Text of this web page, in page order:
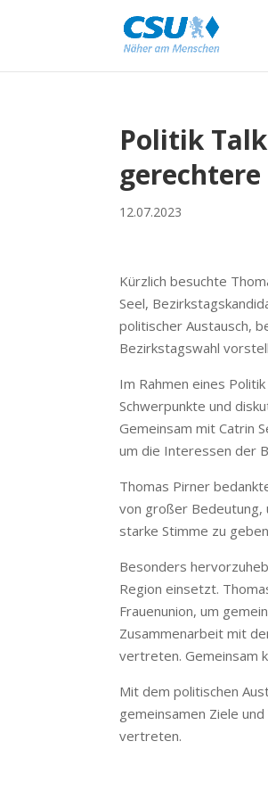
Politik
12.07.2023
Kürzlich besuchte
Seel,
politischer Austausch,
Bezirkstagswahl
Im Rahmen eines
Schwerpunkte und
Gemeinsam mit Catrin
um die Interessen der
Thomas Pirner
von großer Bedeutung,
starke Stimme zu
Besonders
Region einsetzt.
Frauenunion, um
Zusammenarbeit mit
vertreten. Gemeinsam
Mit dem politischen
gemeinsamen Ziele
vertreten.